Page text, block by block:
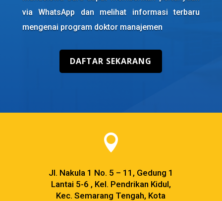
via WhatsApp dan melihat informasi terbaru
mengenai program doktor manajemen
DAFTAR SEKARANG

Jl. Nakula 1 No. 5 – 11, Gedung 1
Lantai 5-6 , Kel. Pendrikan Kidul,
Kec. Semarang Tengah, Kota